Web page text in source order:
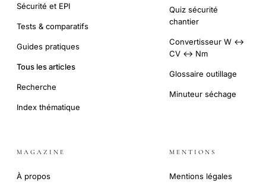
Sécurité et EPI
Tests & comparatifs
Guides pratiques
Tous les articles
Recherche
Index thématique
Quiz sécurité
chantier
Convertisseur W ↔
CV ↔ Nm
Glossaire outillage
Minuteur séchage
MAGAZINE
À propos
MENTIONS
Mentions légales